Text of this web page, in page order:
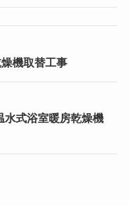
機取替工事
式浴室暖房乾燥機